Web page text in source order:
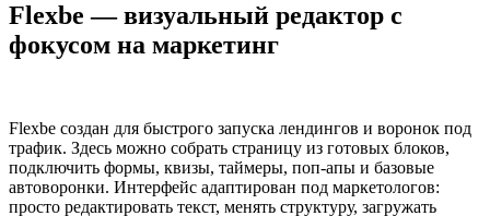
Flexbe — визуальный редактор с
фокусом на маркетинг
Flexbe создан для быстрого запуска лендингов и воронок под
трафик. Здесь можно собрать страницу из готовых блоков,
подключить формы, квизы, таймеры, поп‑апы и базовые
автоворонки. Интерфейс адаптирован под маркетологов:
просто редактировать текст, менять структуру, загружать